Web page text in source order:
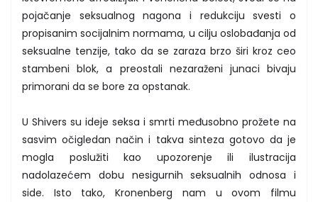
pojačanje seksualnog nagona i redukciju svesti o
propisanim socijalnim normama, u cilju oslobađanja od
seksualne tenzije, tako da se zaraza brzo širi kroz ceo
stambeni blok, a preostali nezaraženi junaci bivaju
primorani da se bore za opstanak.
U Shivers su ideje seksa i smrti međusobno prožete na
sasvim očigledan način i takva sinteza gotovo da je
mogla poslužiti kao upozorenje ili ilustracija
nadolazećem dobu nesigurnih seksualnih odnosa i
side. Isto tako, Kronenberg nam u ovom filmu